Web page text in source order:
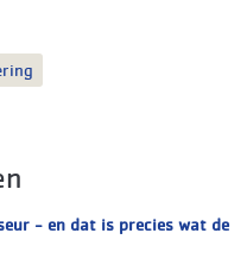
- en dat is precies wat de